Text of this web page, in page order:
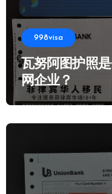
998visa
瓦努阿图护照
网企业？